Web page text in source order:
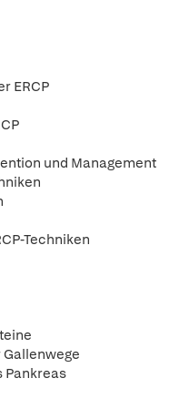
ERCP
und Management
Techniken
Pankreas